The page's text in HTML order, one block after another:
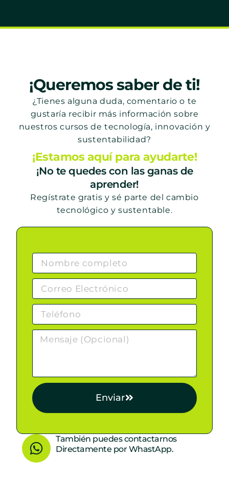
¡Queremos saber de ti!
¿Tienes alguna duda, comentario o te
gustaría recibir más información sobre
nuestros cursos de tecnología, innovación y
sustentabilidad?
¡Estamos aquí para ayudarte!
¡No te quedes con las ganas de
aprender!
Regístrate gratis y sé parte del cambio
tecnológico y sustentable.
Enviar
W
h
También puedes contactarnos
Directamente por WhastApp.